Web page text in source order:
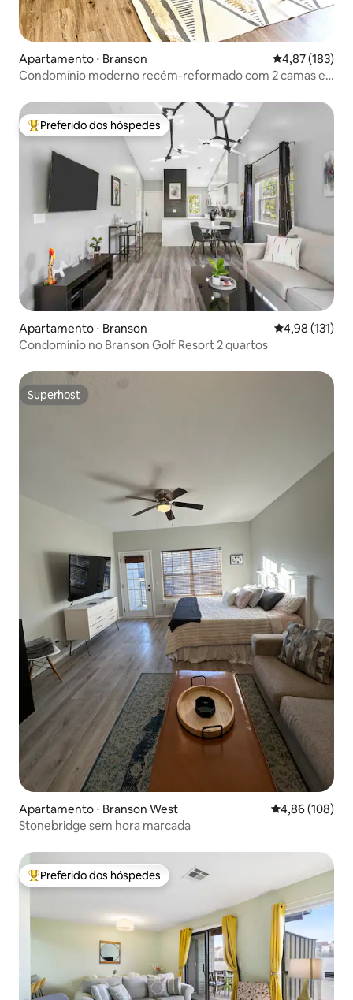
Apartamento ⋅ Branson 4,87 de uma
4,87 (183)
Condomínio moderno recém-reformado com 2 camas e 2
Entre os melhores preferidos dos hóspedes
Preferido dos hóspedes
Apartamento ⋅ Branson 4,98 de uma
4,98 (131)
Condomínio no Branson Golf Resort 2 quartos
Superhost
Superhost
Apartamento ⋅ Branson West 4,86 de uma
4,86 (108)
Stonebridge sem hora marcada
Entre os melhores preferidos dos hóspedes
Preferido dos hóspedes